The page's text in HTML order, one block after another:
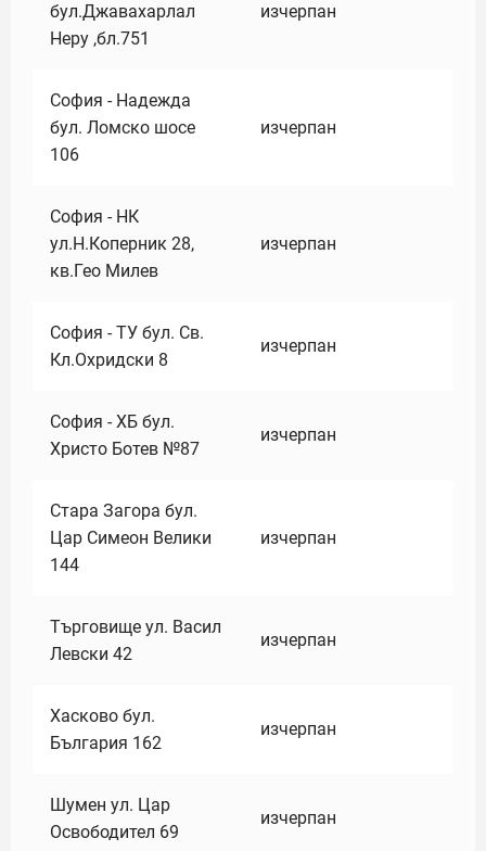
бул.Джавахарлал
Неру ,бл.751
изчерпан
София - Надежда
бул. Ломско шосе
106
изчерпан
София - НК
ул.Н.Коперник 28,
кв.Гео Милев
изчерпан
София - ТУ бул. Св.
Кл.Охридски 8
изчерпан
София - ХБ бул.
Христо Ботев №87
изчерпан
Стара Загора бул.
Цар Симеон Велики
144
изчерпан
Търговище ул. Васил
Левски 42
изчерпан
Хасково бул.
България 162
изчерпан
Шумен ул. Цар
Освободител 69
изчерпан